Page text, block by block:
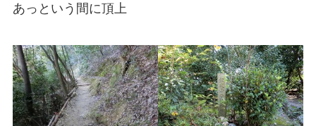
あっという間に頂上